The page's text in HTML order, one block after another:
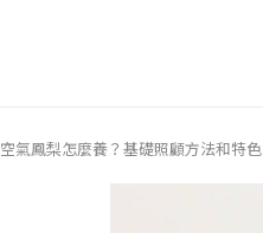
空氣鳳梨怎麼養？基礎照顧方法和特色